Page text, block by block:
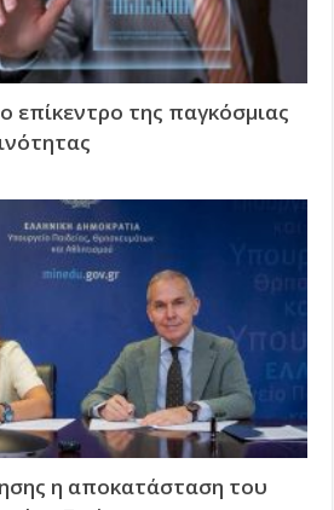
της παγκόσμιας
η αποκατάσταση του